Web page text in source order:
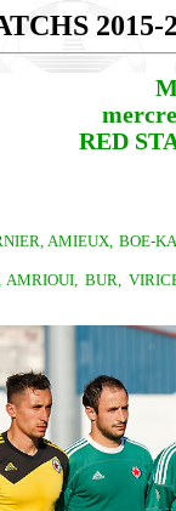
RED
AMIEUX,
AMRIOUI, BUR,